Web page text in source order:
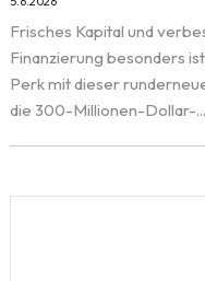
Frisches Kapital und
Finanzierung besonders
Perk mit dieser
die 300-Millionen-Dollar-...